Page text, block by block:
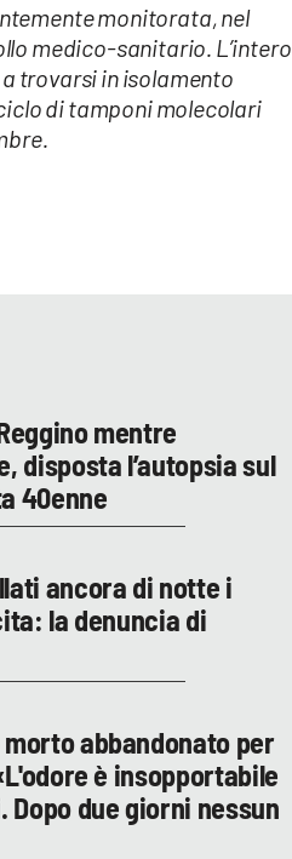
monitorata, nel
medico-sanitario. L’intero
trovarsi in isolamento
di tamponi molecolari
mentre
disposta l’autopsia sul
40enne
ancora di notte i
la denuncia di
abbandonato per
è insopportabile
Dopo due giorni nessun